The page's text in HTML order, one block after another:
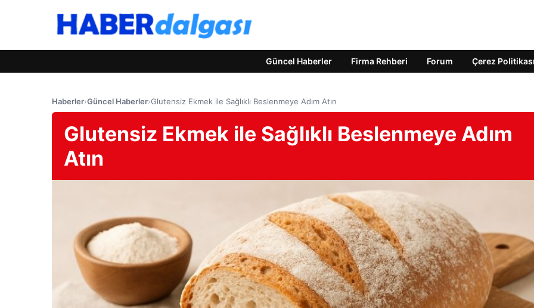
Güncel Haberler Firma Rehberi Forum Çerez Politikası
Haberler›Güncel Haberler›Glutensiz Ekmek ile Sağlıklı Beslenmeye Adım Atın
Glutensiz Ekmek ile Sağlıklı Beslenmeye Adım
Atın